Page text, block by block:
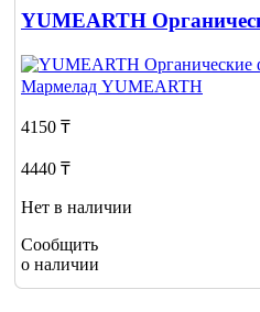
YUMEARTH
Мармелад YUMEARTH
4150 ₸
4440 ₸
Нет в наличии
Сообщить
о наличии